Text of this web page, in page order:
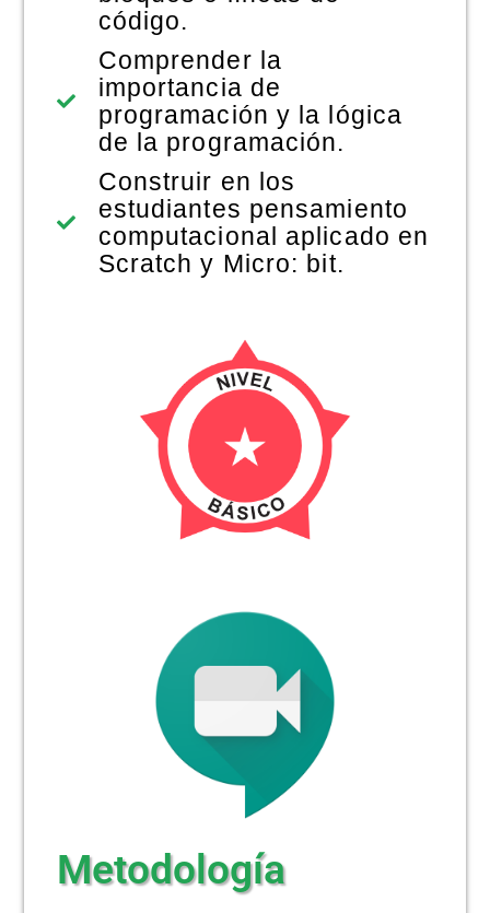
código.
Comprender la
importancia de
programación y la lógica
de la programación.
Construir en los
estudiantes pensamiento
computacional aplicado en
Scratch y Micro: bit.
Metodología